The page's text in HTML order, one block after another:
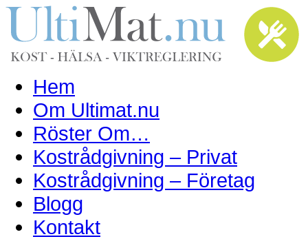
Hem
Om Ultimat.nu
Röster Om…
Kostrådgivning – Privat
Kostrådgivning – Företag
Blogg
Kontakt